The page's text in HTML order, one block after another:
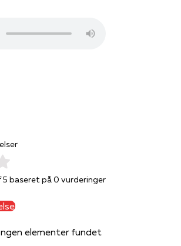
baseret på 0 vurderinger
elementer fundet